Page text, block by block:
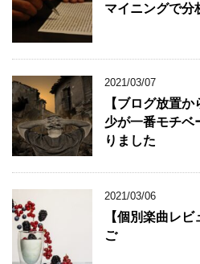
マイニングで分
2021/03/07
【ブログ放置
少が一番モチベ
りました
2021/03/06
【個別楽曲レ
ご